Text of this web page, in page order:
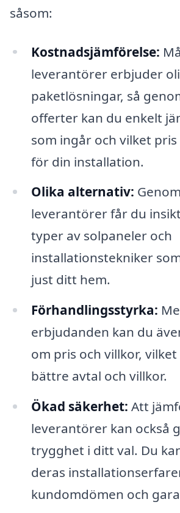
såsom:
Kostnadsjämförelse:
leverantörer erbjuder
paketlösningar, så
offerter kan du enkelt
som ingår och vilket
för din installation.
Olika alternativ:
leverantörer får du
typer av solpaneler och
installationstekniker
just ditt hem.
Förhandlingsstyrka:
erbjudanden kan du
om pris och villkor,
bättre avtal och villkor.
Ökad säkerhet: Att
leverantörer kan också
trygghet i ditt val. Du
deras
kundomdömen och